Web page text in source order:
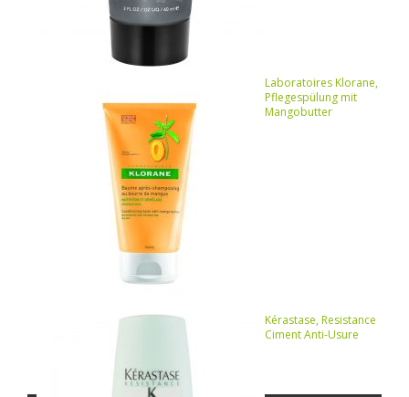
Laboratoires Klorane,
Pflegespülung mit
Mangobutter
Kérastase, Resistance
Ciment Anti-Usure